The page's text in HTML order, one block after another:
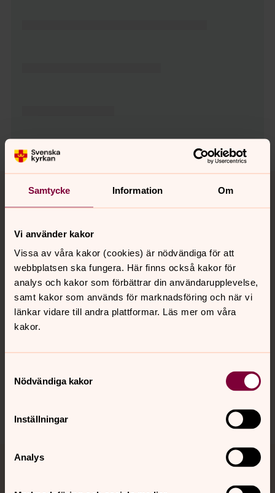
Samtycke Information Om
Vi använder kakor
Vissa av våra kakor (cookies) är nödvändiga för att
webbplatsen ska fungera. Här finns också kakor för
analys och kakor som förbättrar din användarupplevelse,
samt kakor som används för marknadsföring och när vi
länkar vidare till andra plattformar. Läs mer om våra
kakor.
Nödvändiga kakor
Inställningar
Analys
Tillbaka till toppen
Tillbaka till innehållet
Kontakt
Kalender
Hitta snabbt
Sociala kanaler